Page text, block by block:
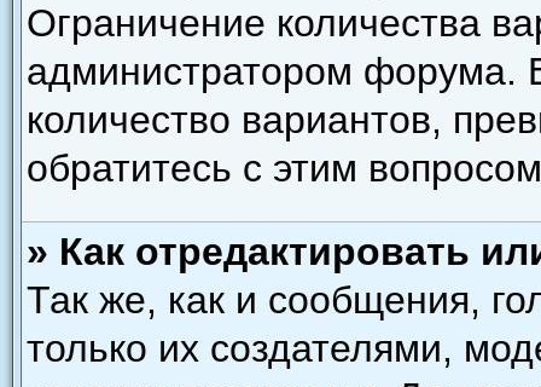
Ограничение количества
администратором форума.
количество вариантов,
обратитесь с этим
» Как отредактировать
Так же, как и сообщения,
только их создателями,